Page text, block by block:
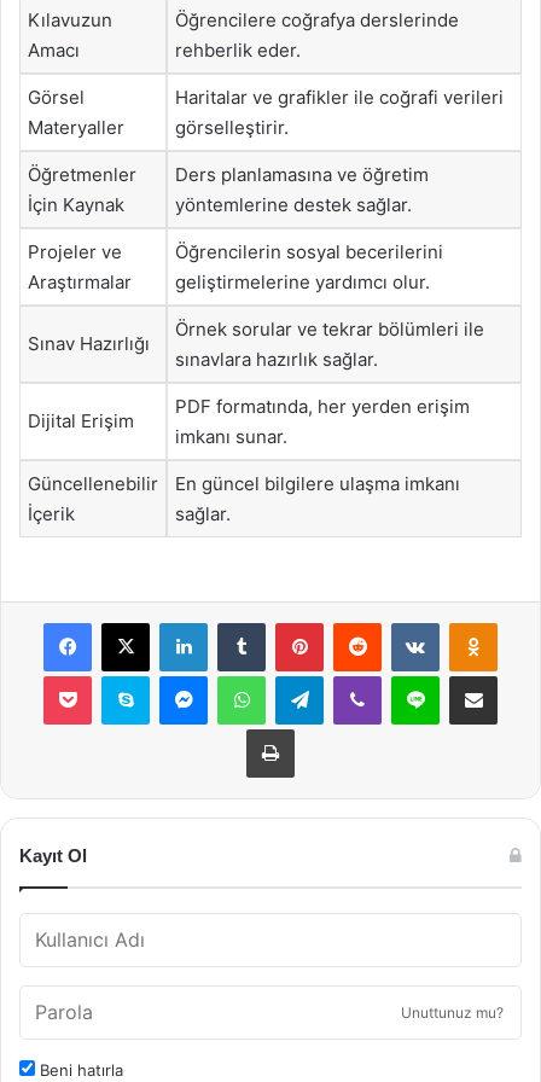
Kılavuzun
Amacı
Öğrencilere coğrafya derslerinde
rehberlik eder.
Görsel
Materyaller
Haritalar ve grafikler ile coğrafi verileri
görselleştirir.
Öğretmenler
İçin Kaynak
Ders planlamasına ve öğretim
yöntemlerine destek sağlar.
Projeler ve
Araştırmalar
Öğrencilerin sosyal becerilerini
geliştirmelerine yardımcı olur.
Sınav Hazırlığı
Örnek sorular ve tekrar bölümleri ile
sınavlara hazırlık sağlar.
Dijital Erişim
PDF formatında, her yerden erişim
imkanı sunar.
Güncellenebilir
İçerik
En güncel bilgilere ulaşma imkanı
sağlar.
Facebook
X LinkedInTumblr PinterestReddit VKontakte
Pocket Skype MessengerWhatsAppTelegramViber Line E-Posta ile
Yazdır
Kayıt Ol
Unuttunuz mu?
Beni hatırla